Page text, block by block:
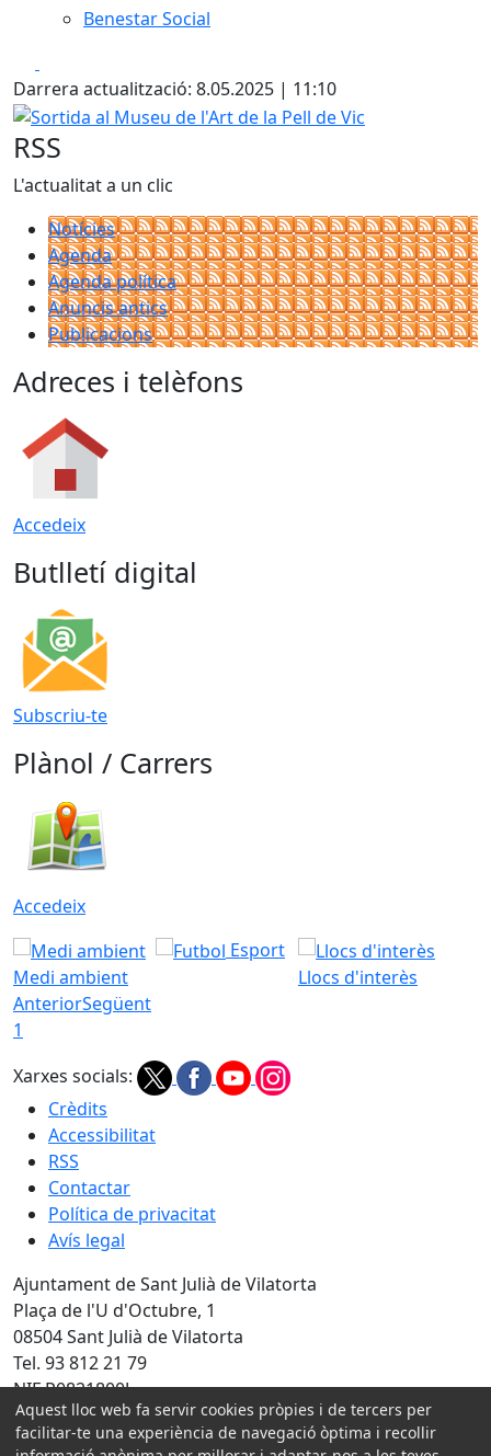
Benestar Social
Darrera actualització: 8.05.2025 | 11:10
Sortida al Museu de l'Art de la Pell de Vic
RSS
L'actualitat a un clic
Notícies
Agenda
Agenda política
Anuncis antics
Publicacions
Adreces i telèfons
Accedeix
Butlletí digital
Subscriu-te
Plànol / Carrers
Accedeix
Medi ambient
Esport
Llocs d'interès
AnteriorSegüent
1
Xarxes socials:
Crèdits
Accessibilitat
RSS
Contactar
Política de privacitat
Avís legal
Ajuntament de Sant Julià de Vilatorta
Plaça de l'U d'Octubre, 1
08504 Sant Julià de Vilatorta
Tel. 93 812 21 79
NIF P0821800J
Amb la col·laboració de:
Aquest lloc web fa servir cookies pròpies i de tercers per
facilitar-te una experiència de navegació òptima i recollir